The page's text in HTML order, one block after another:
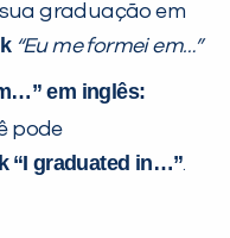
graduação em
“Eu me formei em…”
em inglês:
pode
“I graduated in…”.